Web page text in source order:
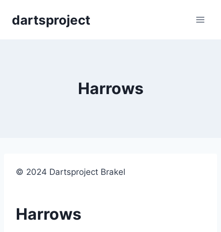
dartsproject
Harrows
© 2024 Dartsproject Brakel
Harrows